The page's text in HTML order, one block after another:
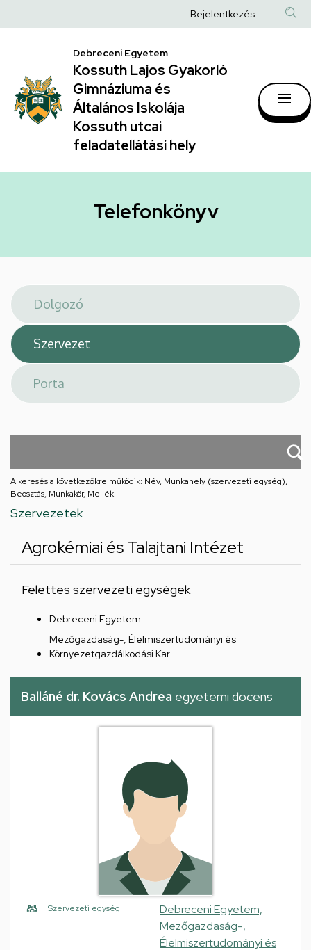
|
Kossuth
Lajos
Gyakorló
Gimnáziuma
Általános
hely
a
Anonim
fiók
Bejelentkezés
Debreceni Egyetem
Kossuth Lajos Gyakorló
Gimnáziuma és
Általános Iskolája
Kossuth utcai
feladatellátási hely
Telefonkönyv
A keresés a következőkre működik: Név, Munkahely (szervezeti egység),
Beosztás, Munkakör, Mellék
Szervezetek
Agrokémiai és Talajtani Intézet
Felettes szervezeti egységek
Debreceni Egyetem
Mezőgazdaság-, Élelmiszertudományi és
Környezetgazdálkodási Kar
Balláné dr. Kovács Andrea egyetemi docens
Szervezeti egység
Debreceni Egyetem,
Mezőgazdaság-,
Élelmiszertudományi és